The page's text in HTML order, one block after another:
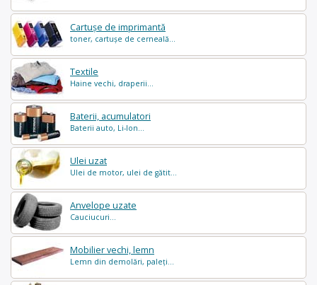
Cartușe de imprimantă
toner, cartușe de cerneală...
Textile
Haine vechi, draperii...
Baterii, acumulatori
Baterii auto, Li-Ion...
Ulei uzat
Ulei de motor, ulei de gătit...
Anvelope uzate
Cauciucuri...
Mobilier vechi, lemn
Lemn din demolări, paleți...